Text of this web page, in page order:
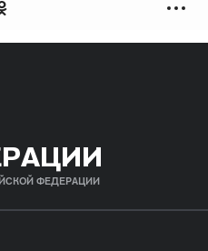
ФЕДЕРАЦИИ